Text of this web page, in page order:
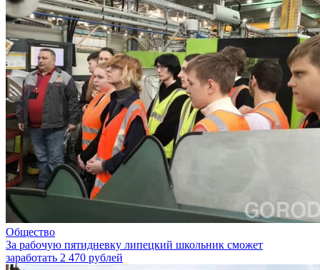
Общество
За рабочую пятидневку липецкий школьник сможет
заработать 2 470 рублей